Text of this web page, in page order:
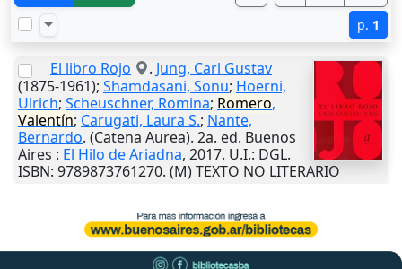
p. 1
El libro Rojo . Jung, Carl Gustav
(1875-1961); Shamdasani, Sonu; Hoerni,
Ulrich; Scheuschner, Romina; Romero,
Valentín; Carugati, Laura S.; Nante,
Bernardo. (Catena Aurea). 2a. ed. Buenos
Aires : El Hilo de Ariadna, 2017. U.I.: DGL.
ISBN: 9789873761270. (M) TEXTO NO LITERARIO